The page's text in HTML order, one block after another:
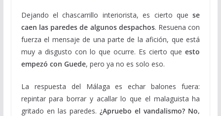
Dejando el chascarrillo interiorista, es cierto quese
caen las paredes de algunos despachos. Resuena con
fuerza el mensaje de una parte de la afición, que está
muy a disgusto con lo que ocurre. Es cierto queesto
empezó con Guede, pero ya no es solo eso.
La respuesta del Málaga es echar balones fuera:
repintar para borrar y acallar lo que el malaguista ha
gritado en las paredes. ¿Apruebo el vandalismo? No,